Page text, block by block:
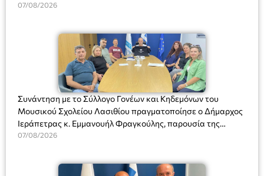
07/08/2026
Συνάντηση με το Σύλλογο Γονέων και Κηδεμόνων του
Μουσικού Σχολείου Λασιθίου πραγματοποίησε ο Δήμαρχος
Ιεράπετρας κ. Εμμανουήλ Φραγκούλης, παρουσία της
Διευθύντριας του σχολείου κας Μαριάννας Χαΐτα.
07/08/2026